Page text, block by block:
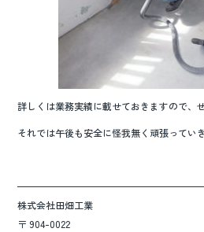
詳しくは業務実績に載せておきますので、
それでは午後も安全に怪我無く頑張ってい
株式会社田畑工業
〒 904-0022